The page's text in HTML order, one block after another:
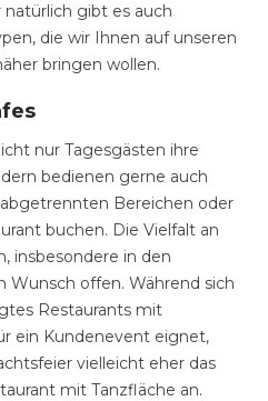
natürlich gibt es auch
die wir Ihnen auf unseren
bringen wollen.
nur Tagesgästen ihre
bedienen gerne auch
Bereichen oder
buchen. Die Vielfalt an
insbesondere in den
Wunsch offen. Während sich
Restaurants mit
ein Kundenevent eignet,
vielleicht eher das
mit Tanzfläche an.